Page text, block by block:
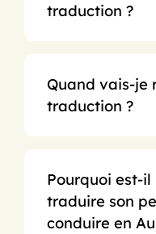
traduction ?
Quand vais-je
traduction ?
Pourquoi est-il
traduire son
conduire en